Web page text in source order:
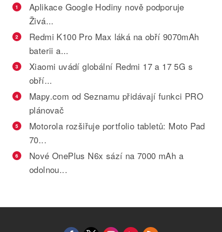
1
Aplikace Google Hodiny nově podporuje
Živá...
2
Redmi K100 Pro Max láká na obří 9070mAh
baterii a...
3
Xiaomi uvádí globální Redmi 17 a 17 5G s
obří...
4
Mapy.com od Seznamu přidávají funkci PRO
plánovač
5
Motorola rozšiřuje portfolio tabletů: Moto Pad
70...
6
Nové OnePlus N6x sází na 7000 mAh a
odolnou...